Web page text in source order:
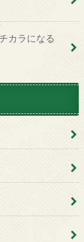
カラになる